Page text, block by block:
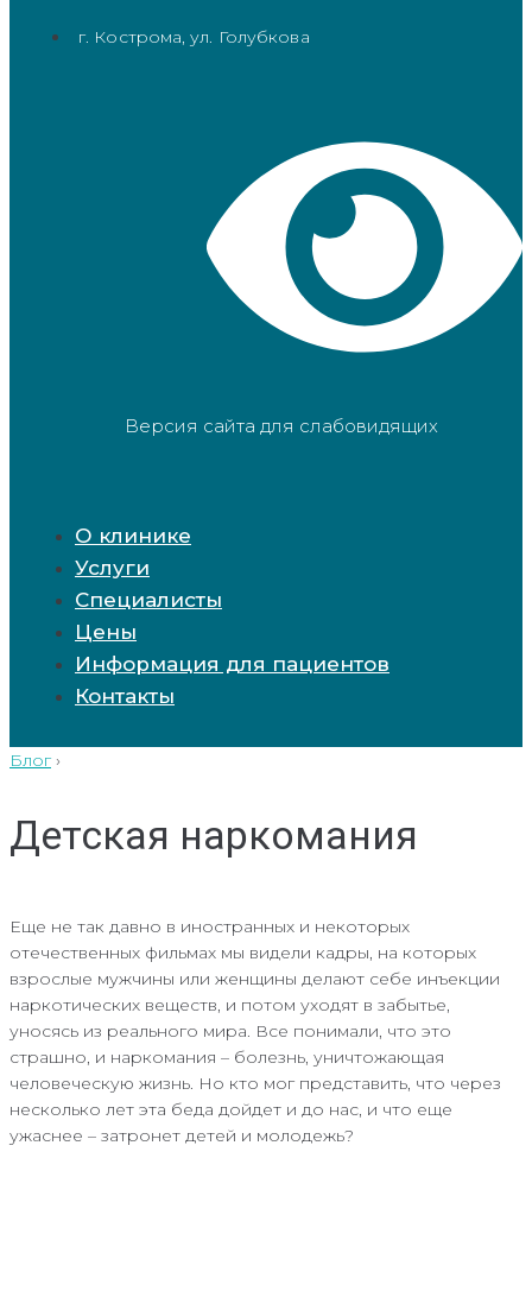
г. Кострома, ул. Голубкова
Версия сайта для слабовидящих
О клинике
Услуги
Специалисты
Цены
Информация для пациентов
Контакты
Блог ›
Детская наркомания
Еще не так давно в иностранных и некоторых
отечественных фильмах мы видели кадры, на которых
взрослые мужчины или женщины делают себе инъекции
наркотических веществ, и потом уходят в забытье,
уносясь из реального мира. Все понимали, что это
страшно, и наркомания – болезнь, уничтожающая
человеческую жизнь. Но кто мог представить, что через
несколько лет эта беда дойдет и до нас, и что еще
ужаснее – затронет детей и молодежь?